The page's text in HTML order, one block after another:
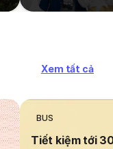
Xem tất cả
BUS
Tiết kiệm tới